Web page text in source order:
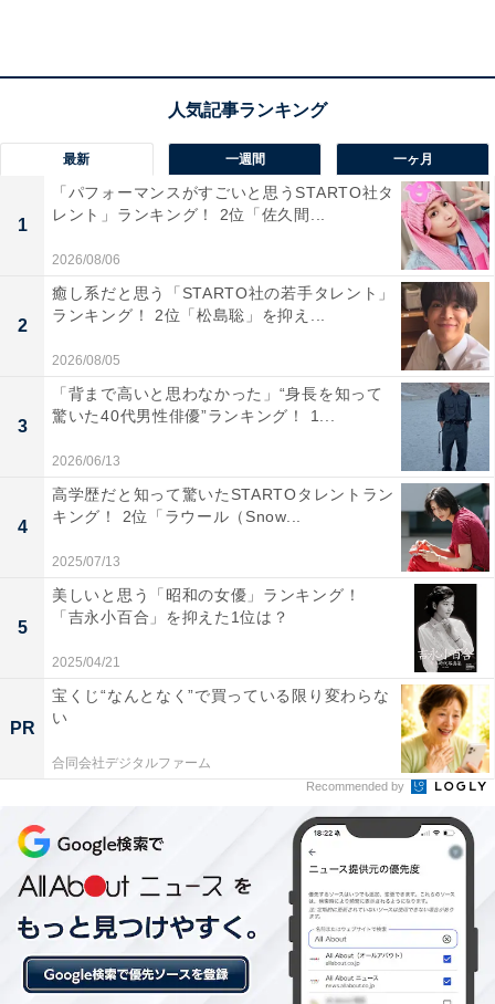
境めいたところだったので」（40代女性／兵庫県）など
のコメントがありました。
1位：奥祖谷二重かずら橋／72票
1位は「奥祖谷二重かずら橋」でした。奥祖谷にあり、
日本三奇橋のひとつにも数えられる「祖谷のかずら橋」
の奥地に位置し、自然の中にひっそりと架かる二本の吊
り橋が訪れる人を非日常へと誘います。周囲の原生林や
清流との調和が美しく、まさに“穴場”と言える秘境でし
ょう。
回答者のコメントを見ると「アクセスは険しく、公共交
通機関では行きづらいため、時間に余裕のある旅でこそ
訪れる価値があるので」（50代男性／広島県）、「深い
山間に残る原始的な橋で秘境感が強く、静かな自然の中
で非日常の体験ができるため」（20代女性／長崎県）、
「観光客が多い『祖谷のかずら橋』と違い、こちらは“本
最新 一週間 一ヶ月
1
「パフォーマンスがすごいと思うSTARTO社タ
レント」ランキング！ 2位「佐久間...
2026/08/06
2
癒し系だと思う「STARTO社の若手タレント」
ランキング！ 2位「松島聡」を抑え...
2026/08/05
3
「背まで高いと思わなかった」“身長を知って
驚いた40代男性俳優”ランキング！ 1...
2026/06/13
4
高学歴だと知って驚いたSTARTOタレントラン
キング！ 2位「ラウール（Snow...
2025/07/13
5
美しいと思う「昭和の女優」ランキング！
「吉永小百合」を抑えた1位は？
2025/04/21
PR
宝くじ“なんとなく”で買っている限り変わらな
い
合同会社デジタルファーム
Recommended by